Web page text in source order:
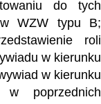
do tych
WZW typu B;
roli
w kierunku
w kierunku
poprzednich